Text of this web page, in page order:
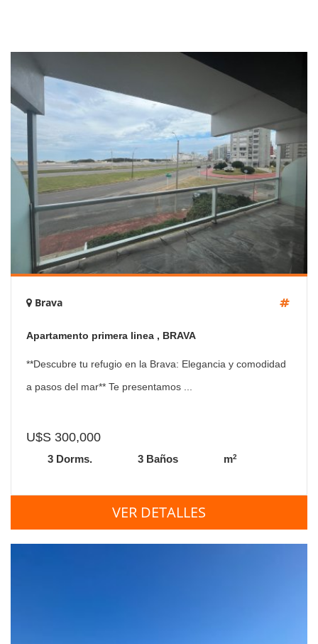
Brava
Apartamento primera linea , BRAVA
**Descubre tu refugio en la Brava: Elegancia y comodidad
a pasos del mar** Te presentamos ...
U$S 300,000
3 Dorms. 3 Baños m2
VER DETALLES